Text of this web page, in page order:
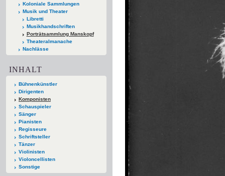
Koloniale Sammlungen
Musik und Theater
Libretti
Musikhandschriften
Porträtsammlung Manskopf
Theateralmanache
Nachlässe
INHALT
Bühnenkünstler
Dirigenten
Komponisten
Schauspieler
Sänger
Pianisten
Regisseure
Schriftsteller
Tänzer
Violinisten
Violoncellisten
Sonstige